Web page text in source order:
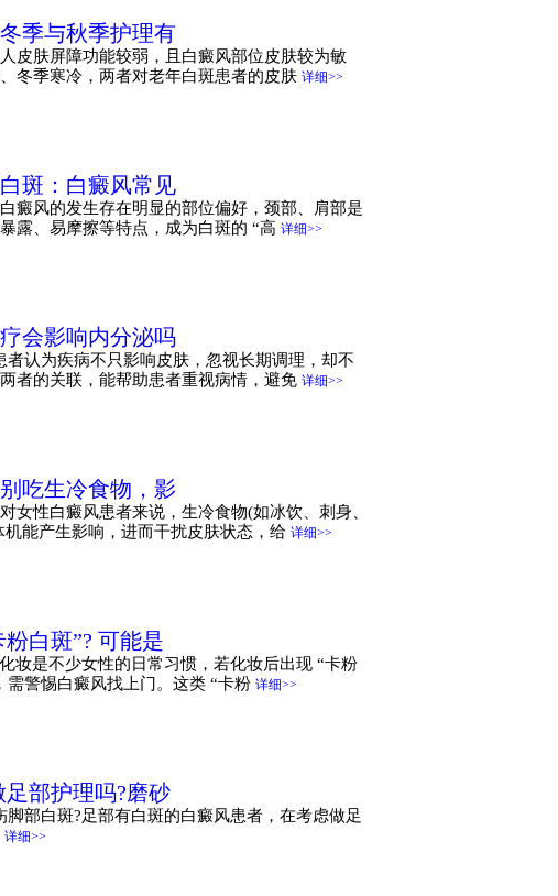
季与秋季护理有
皮肤屏障功能较弱，且白癜风部位皮肤较为敏
冬季寒冷，两者对老年白斑患者的皮肤 详细>>
斑：白癜风常见
癜风的发生存在明显的部位偏好，颈部、肩部是
露、易摩擦等特点，成为白斑的 “高 详细>>
会影响内分泌吗
认为疾病不只影响皮肤，忽视长期调理，却不
者的关联，能帮助患者重视病情，避免 详细>>
吃生冷食物，影
女性白癜风患者来说，生冷食物(如冰饮、刺身、
能产生影响，进而干扰皮肤状态，给 详细>>
白斑”? 可能是
妆是不少女性的日常习惯，若化妆后出现 “卡粉
警惕白癜风找上门。这类 “卡粉 详细>>
部护理吗?磨砂
部白斑?足部有白斑的白癜风患者，在考虑做足
详细>>